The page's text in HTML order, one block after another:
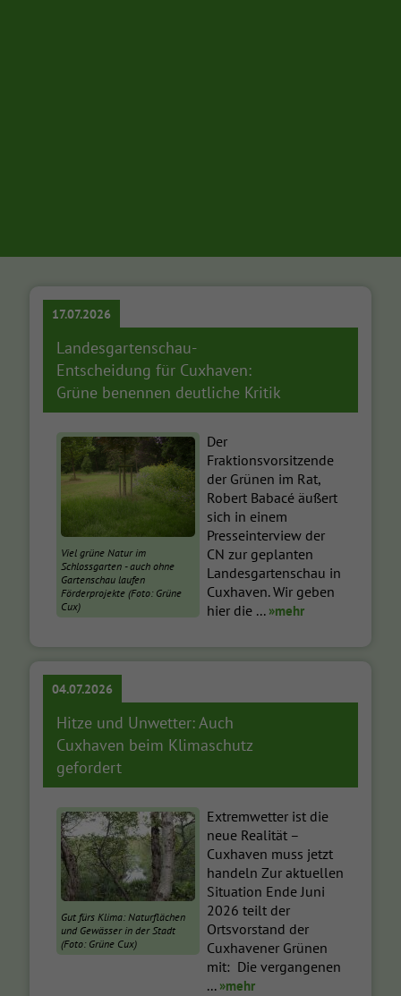
17.07.2026
Landesgartenschau-
Entscheidung für Cuxhaven:
Grüne benennen deutliche Kritik
Viel grüne Natur im
Schlossgarten - auch ohne
Gartenschau laufen
Förderprojekte (Foto: Grüne
Cux)
Der
Fraktionsvorsitzende
der Grünen im Rat,
Robert Babacé äußert
sich in einem
Presseinterview der
CN zur geplanten
Landesgartenschau in
Cuxhaven. Wir geben
hier die ... »mehr
04.07.2026
Hitze und Unwetter: Auch
Cuxhaven beim Klimaschutz
gefordert
Gut fürs Klima: Naturflächen
und Gewässer in der Stadt
(Foto: Grüne Cux)
Extremwetter ist die
neue Realität –
Cuxhaven muss jetzt
handeln Zur aktuellen
Situation Ende Juni
2026 teilt der
Ortsvorstand der
Cuxhavener Grünen
mit: Die vergangenen
... »mehr